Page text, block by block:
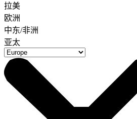
拉美
欧洲
中东/非洲
亚太